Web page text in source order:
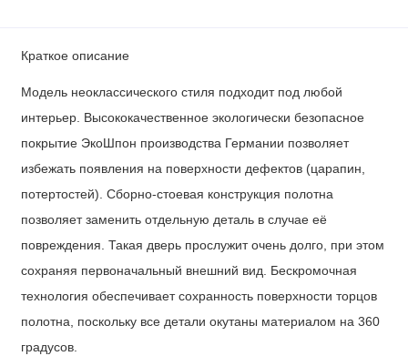
Краткое описание
Модель неоклассического стиля подходит под любой
интерьер. Высококачественное экологически безопасное
покрытие ЭкоШпон производства Германии позволяет
избежать появления на поверхности дефектов (царапин,
потертостей). Сборно-стоевая конструкция полотна
позволяет заменить отдельную деталь в случае её
повреждения. Такая дверь прослужит очень долго, при этом
сохраняя первоначальный внешний вид. Бескромочная
технология обеспечивает сохранность поверхности торцов
полотна, поскольку все детали окутаны материалом на 360
градусов.